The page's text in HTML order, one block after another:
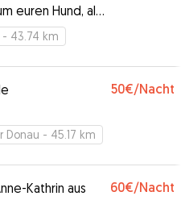
euren Hund, als
- 43.74 km
50€/Nacht
Donau - 45.17 km
Kathrin aus
60€/Nacht